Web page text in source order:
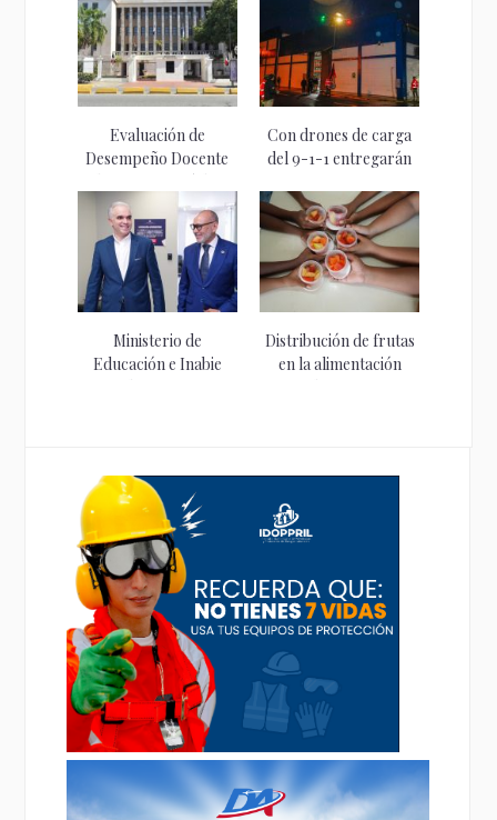
Evaluación de
Desempeño Docente
alcanza 85.59 % de...
Con drones de carga
del 9-1-1 entregarán
Ministerio de
Educación e Inabie
Distribución de frutas
en la alimentación